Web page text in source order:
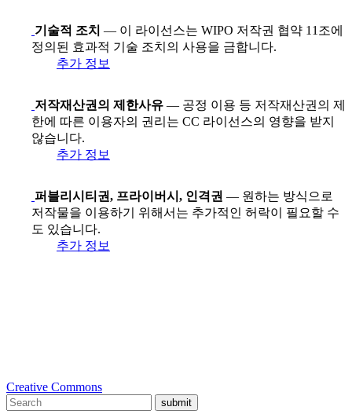
기술적 조치 — 이 라이선스는 WIPO 저작권 협약 11조에
정의된 효과적 기술 조치의 사용을 금합니다.
추가 정보
저작재산권의 제한사유 — 공정 이용 등 저작재산권의 제
한에 따른 이용자의 권리는 CC 라이선스의 영향을 받지
않습니다.
추가 정보
퍼블리시티권, 프라이버시, 인격권 — 원하는 방식으로
저작물을 이용하기 위해서는 추가적인 허락이 필요할 수
도 있습니다.
추가 정보
Creative Commons
submit